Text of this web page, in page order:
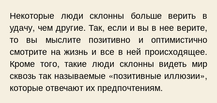
Некоторые люди склонны больше верить в
удачу, чем другие. Так, если и вы в нее верите,
то вы мыслите позитивно и оптимистично
смотрите на жизнь и все в ней происходящее.
Кроме того, такие люди склонны видеть мир
сквозь так называемые «позитивные иллюзии»,
которые отвечают их предпочтениям.